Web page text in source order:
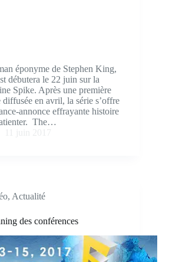
éponyme de Stephen King,
débutera le 22 juin sur la
Spike. Après une première
diffusée en avril, la série s’offre
annonce effrayante histoire
The…
, Actualité
des conférences